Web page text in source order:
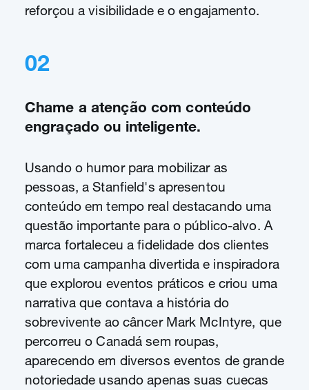
reforçou a visibilidade e o engajamento.
02
Chame a atenção com conteúdo
engraçado ou inteligente.
Usando o humor para mobilizar as
pessoas, a Stanfield's apresentou
conteúdo em tempo real destacando uma
questão importante para o público-alvo. A
marca fortaleceu a fidelidade dos clientes
com uma campanha divertida e inspiradora
que explorou eventos práticos e criou uma
narrativa que contava a história do
sobrevivente ao câncer Mark McIntyre, que
percorreu o Canadá sem roupas,
aparecendo em diversos eventos de grande
notoriedade usando apenas suas cuecas